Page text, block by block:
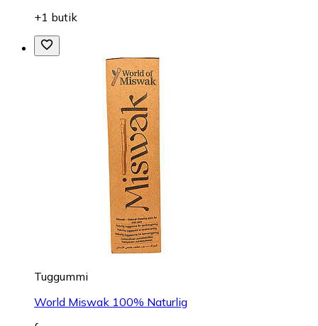
+1 butik
Tuggummi
World Miswak 100% Naturlig